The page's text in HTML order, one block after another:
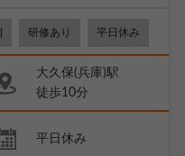
研修あり 平日休み
大久保(兵庫)駅
徒歩10分
平日休み